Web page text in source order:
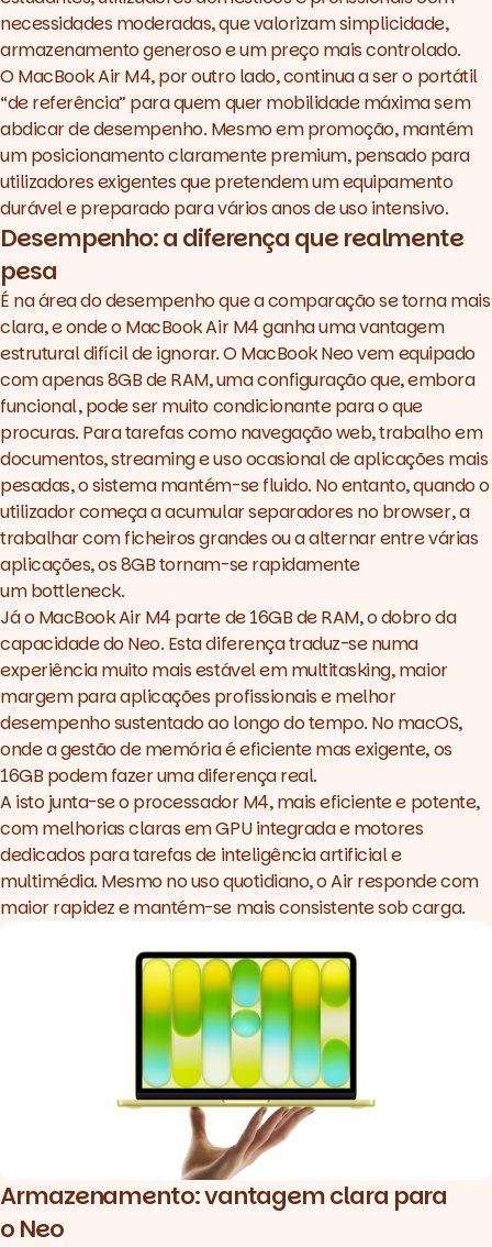
necessidades moderadas, que valorizam simplicidade,
armazenamento generoso e um preço mais controlado.
O MacBook Air M4, por outro lado, continua a ser o portátil
“de referência” para quem quer mobilidade máxima sem
abdicar de desempenho. Mesmo em promoção, mantém
um posicionamento claramentepremium, pensado para
utilizadores exigentes que pretendem um equipamento
durável e preparado para vários anos de uso intensivo.
Desempenho: a diferença que realmente
pesa
É na área do desempenho que a comparação se torna mais
clara, e onde o MacBook Air M4 ganha uma vantagem
estrutural difícil de ignorar. OMacBook Neovem equipado
com apenas 8GB de RAM, uma configuração que, embora
funcional, pode ser muito condicionante para o que
procuras. Para tarefas como navegaçãoweb, trabalho em
documentos, streaming e uso ocasional de aplicações mais
pesadas, o sistema mantém-se fluido. No entanto, quando o
utilizador começa a acumular separadores nobrowser, a
trabalhar com ficheiros grandes ou a alternar entre várias
aplicações, os 8GB tornam-se rapidamente
umbottleneck.
Já o MacBook Air M4 parte de 16GB de RAM, o dobro da
capacidade do Neo. Esta diferença traduz-se numa
experiência muito mais estável emmultitasking, maior
margem para aplicações profissionais e melhor
desempenho sustentado ao longo do tempo. No macOS,
onde a gestão de memória é eficiente mas exigente, os
16GB podem fazer uma diferença real.
A isto junta-se o processador M4, mais eficiente e potente,
com melhorias claras em GPU integrada e motores
dedicados para tarefas de inteligência artificial e
multimédia. Mesmo no uso quotidiano, o Air responde com
maior rapidez e mantém-se mais consistente sob carga.
Armazenamento: vantagem clara para
o Neo